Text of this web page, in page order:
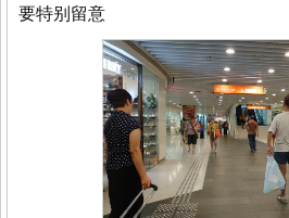
要特别留意